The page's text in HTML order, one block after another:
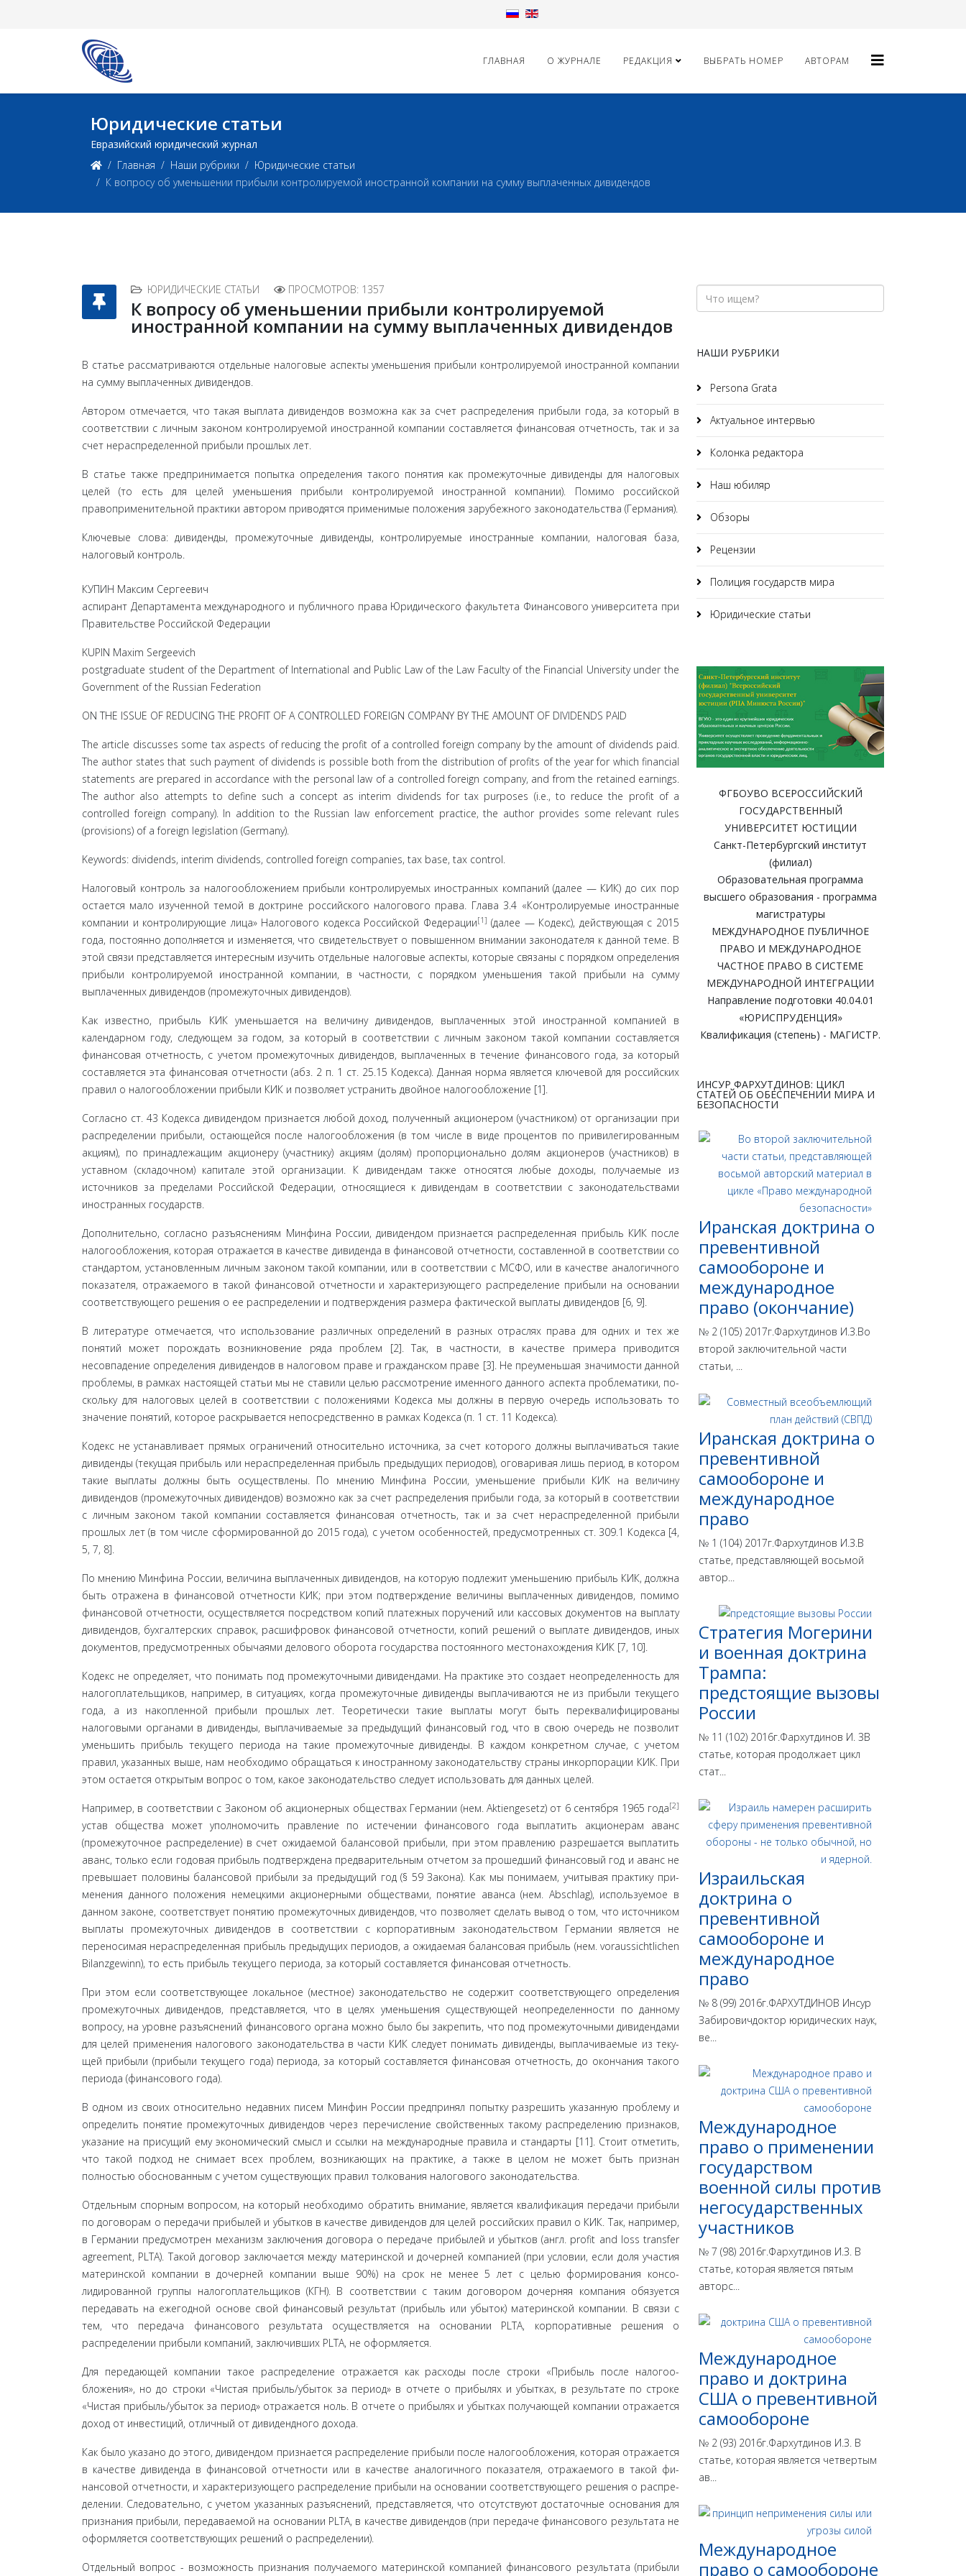
ГЛАВНАЯ О ЖУРНАЛЕ РЕДАКЦИЯ ВЫБРАТЬ НОМЕР АВТОРАМ
Юридические статьи
Евразийский юридический журнал
Главная
Наши рубрики
Юридические статьи
К вопросу об уменьшении прибыли контролируемой иностранной компании на сумму выплаченных дивидендов
ЮРИДИЧЕСКИЕ СТАТЬИ ПРОСМОТРОВ: 1357
К вопросу об уменьшении прибыли контролируемой
иностранной компании на сумму выплаченных дивидендов
В статье рассматриваются отдельные налоговые аспекты уменьшения прибыли контролируемой иностранной компании
на сумму выплаченных дивидендов.
Автором отмечается, что такая выплата дивидендов возможна как за счет распределения прибыли года, за который в
соответствии с личным законом контролируемой иностранной компании составляется финансовая отчетность, так и за
счет нераспределенной прибыли прошлых лет.
В статье также предпринимается попытка определения такого понятия как промежуточные дивиденды для налоговых
целей (то есть для целей уменьшения прибыли контролируемой иностранной компании). Помимо российской
правоприменительной практики автором приводятся применимые положения зарубежного законодательства (Германия).
Ключевые слова: дивиденды, промежуточные дивиденды, контролируемые иностранные компании, налоговая база,
налоговый контроль.
КУПИН Максим Сергеевич
аспирант Департамента международного и публичного права Юридического факультета Финансового университета при
Правительстве Российской Федерации
KUPIN Maxim Sergeevich
postgraduate student of the Department of International and Public Law of the Law Faculty of the Financial University under the
Government of the Russian Federation
ON THE ISSUE OF REDUCING THE PROFIT OF A CONTROLLED FOREIGN COMPANY BY THE AMOUNT OF DIVIDENDS PAID
The article discusses some tax aspects of reducing the profit of a controlled foreign company by the amount of dividends paid.
The author states that such payment of dividends is possible both from the distribution of profits of the year for which financial
statements are prepared in accordance with the personal law of a controlled foreign company, and from the retained earnings.
The author also attempts to define such a concept as interim dividends for tax purposes (i.e., to reduce the profit of a
controlled foreign company). In addition to the Russian law enforcement practice, the author provides some relevant rules
(provisions) of a foreign legislation (Germany).
Keywords: dividends, interim dividends, controlled foreign companies, tax base, tax control.
Налоговый контроль за налогообложением прибыли контролируемых иностранных компаний (далее — КИК) до сих пор
остается мало изученной темой в доктрине рос­сийского налогового права. Глава 3.4 «Контролируемые ино­странные
компании и контролирующие лица» Налогового кодекса Российской Федерации[1] (далее — Кодекс), действу­ющая с 2015
года, постоянно дополняется и изменяется, что свидетельствует о повышенном внимании законодателя к данной теме. В
этой связи представляется интересным из­учить отдельные налоговые аспекты, которые связаны с по­рядком определения
прибыли контролируемой иностран­ной компании, в частности, с порядком уменьшения такой прибыли на сумму
выплаченных дивидендов (промежуточ­ных дивидендов).
Как известно, прибыль КИК уменьшается на величину дивидендов, выплаченных этой иностранной компанией в
календарном году, следующем за годом, за который в соот­ветствии с личным законом такой компании составляется
финансовая отчетность, с учетом промежуточных дивиден­дов, выплаченных в течение финансового года, за который
составляется эта финансовая отчетности (абз. 2 п. 1 ст. 25.15 Кодекса). Данная норма является ключевой для российских
правил о налогообложении прибыли КИК и позволяет устранить двойное налогообложение [1].
Согласно ст. 43 Кодекса дивидендом признается любой доход, полученный акционером (участником) от организа­ции при
распределении прибыли, остающейся после нало­гообложения (в том числе в виде процентов по привилегиро­ванным
акциям), по принадлежащим акционеру (участнику) акциям (долям) пропорционально долям акционеров (участ­ников) в
уставном (складочном) капитале этой организации. К дивидендам также относятся любые доходы, получаемые из
источников за пределами Российской Федерации, отно­сящиеся к дивидендам в соответствии с законодательствами
иностранных государств.
Дополнительно, согласно разъяснениям Минфина Рос­сии, дивидендом признается распределенная прибыль КИК после
налогообложения, которая отражается в качестве ди­виденда в финансовой отчетности, составленной в соответ­ствии со
стандартом, установленным личным законом та­кой компании, или в соответствии с МСФО, или в качестве аналогичного
показателя, отражаемого в такой финансовой отчетности и характеризующего распределение прибыли на основании
соответствующего решения о ее распределении и подтверждения размера фактической выплаты дивидендов [6, 9].
В литературе отмечается, что использование различ­ных определений в разных отраслях права для одних и тех же
понятий может порождать возникновение ряда про­блем [2]. Так, в частности, в качестве примера приводится
несовпадение определения дивидендов в налоговом праве и гражданском праве [3]. Не преуменьшая значимости данной
проблемы, в рамках настоящей статьи мы не ставили целью рассмотрение именного данного аспекта проблематики, по­
скольку для налоговых целей в соответствии с положениями Кодекса мы должны в первую очередь использовать то
значе­ние понятий, которое раскрывается непосредственно в рам­ках Кодекса (п. 1 ст. 11 Кодекса).
Кодекс не устанавливает прямых ограничений относи­тельно источника, за счет которого должны выплачиваться такие
дивиденды (текущая прибыль или нераспределенная прибыль предыдущих периодов), оговаривая лишь пери­од, в котором
такие выплаты должны быть осуществлены. По мнению Минфина России, уменьшение прибыли КИК на величину
дивидендов (промежуточных дивидендов) воз­можно как за счет распределения прибыли года, за который в соответствии
с личным законом такой компании составля­ется финансовая отчетность, так и за счет нераспределенной прибыли
прошлых лет (в том числе сформированной до 2015 года), с учетом особенностей, предусмотренных ст. 309.1 Ко­декса [4,
5, 7, 8].
По мнению Минфина России, величина выплаченных дивидендов, на которую подлежит уменьшению прибыль КИК, должна
быть отражена в финансовой отчетности КИК; при этом подтверждение величины выплаченных дивиден­дов, помимо
финансовой отчетности, осуществляется по­средством копий платежных поручений или кассовых до­кументов на выплату
дивидендов, бухгалтерских справок, расшифровок финансовой отчетности, копий решений о выплате дивидендов, иных
документов, предусмотренных обычаями делового оборота государства постоянного место­нахождения КИК [7, 10].
Кодекс не определяет, что понимать под промежуточ­ными дивидендами. На практике это создает неопределен­ность для
налогоплательщиков, например, в ситуациях, когда промежуточные дивиденды выплачиваются не из при­были текущего
года, а из накопленной прибыли прошлых лет. Теоретически такие выплаты могут быть переквалифи­цированы
налоговыми органами в дивиденды, выплачивае­мые за предыдущий финансовый год, что в свою очередь не позволит
уменьшить прибыль текущего периода на такие промежуточные дивиденды. В каждом конкретном случае, с учетом
правил, указанных выше, нам необходимо обращать­ся к иностранному законодательству страны инкорпорации КИК. При
этом остается открытым вопрос о том, какое зако­нодательство следует использовать для данных целей.
Например, в соответствии с Законом об акционерных обществах Германии (нем. Aktiengesetz) от 6 сентября 1965 года[2]
устав общества может уполномочить правление по истечении финансового года выплатить акционерам аванс
(промежуточное распределение) в счет ожидаемой балансо­вой прибыли, при этом правлению разрешается выплатить
аванс, только если годовая прибыль подтверждена предвари­тельным отчетом за прошедший финансовый год и аванс не
превышает половины балансовой прибыли за предыдущий год (§ 59 Закона). Как мы понимаем, учитывая практику при­
менения данного положения немецкими акционерными обществами, понятие аванса (нем. Abschlag), используемое в
данном законе, соответствует понятию промежуточных дивидендов, что позволяет сделать вывод о том, что источ­ником
выплаты промежуточных дивидендов в соответствии с корпоративным законодательством Германии является не
переносимая нераспределенная прибыль предыдущих пери­одов, а ожидаемая балансовая прибыль (нем. voraussichtlichen
Bilanzgewinn), то есть прибыль текущего периода, за который составляется финансовая отчетность.
При этом если соответствующее локальное (местное) за­конодательство не содержит соответствующего определения
промежуточных дивидендов, представляется, что в целях уменьшения существующей неопределенности по данному
вопросу, на уровне разъяснений финансового органа можно было бы закрепить, что под промежуточными дивидендами
для целей применения налогового законодательства в части КИК следует понимать дивиденды, выплачиваемые из теку­
щей прибыли (прибыли текущего года) периода, за который составляется финансовая отчетность, до окончания такого
пе­риода (финансового года).
В одном из своих относительно недавних писем Минфин России предпринял попытку разрешить указанную пробле­му и
определить понятие промежуточных дивидендов через перечисление свойственных такому распределению при­знаков,
указание на присущий ему экономический смысл и ссылки на международные правила и стандарты [11]. Стоит отметить,
что такой подход не снимает всех проблем, возни­кающих на практике, а также в целом не может быть при­знан
полностью обоснованным с учетом существующих пра­вил толкования налогового законодательства.
Отдельным спорным вопросом, на который необходимо обратить внимание, является квалификация передачи при­были
по договорам о передачи прибылей и убытков в каче­стве дивидендов для целей российских правил о КИК. Так, например,
в Германии предусмотрен механизм заключения договора о передаче прибылей и убытков (англ. profit and loss transfer
agreement, PLTA). Такой договор заключается между материнской и дочерней компанией (при условии, если доля участия
материнской компании в дочерней компании выше 90%) на срок не менее 5 лет с целью формирования консо­
лидированной группы налогоплательщиков (КГН). В соот­ветствии с таким договором дочерняя компания обязуется
передавать на ежегодной основе свой финансовый результат (прибыль или убыток) материнской компании. В связи с
тем, что передача финансового результата осуществляется на ос­новании PLTA, корпоративные решения о
распределении прибыли компаний, заключивших PLTA, не оформляется.
Для передающей компании такое распределение отра­жается как расходы после строки «Прибыль после налогоо­
бложения», но до строки «Чистая прибыль/убыток за пери­од» в отчете о прибылях и убытках, в результате по строке
«Чистая прибыль/убыток за период» отражается ноль. В от­чете о прибылях и убытках получающей компании отража­ется
доход от инвестиций, отличный от дивидендного дохода.
Как было указано до этого, дивидендом признается рас­пределение прибыли после налогообложения, которая отра­жается
в качестве дивиденда в финансовой отчетности или в качестве аналогичного показателя, отражаемого в такой фи­
нансовой отчетности, и характеризующего распределение прибыли на основании соответствующего решения о распре­
делении. Следовательно, с учетом указанных разъяснений, представляется, что отсутствуют достаточные основания для
признания прибыли, передаваемой на основании PLTA, в ка­честве дивидендов (при передаче финансового результата не
оформляется соответствующих решений о распределении).
Отдельный вопрос - возможность признания получае­мого материнской компанией финансового результата (при­были
НАШИ РУБРИКИ
Persona Grata
Актуальное интервью
Колонка редактора
Наш юбиляр
Обзоры
Рецензии
Полиция государств мира
Юридические статьи
ФГБОУВО ВСЕРОССИЙСКИЙ
ГОСУДАРСТВЕННЫЙ
УНИВЕРСИТЕТ ЮСТИЦИИ
Санкт-Петербургский институт
(филиал)
Образовательная программа
высшего образования - программа
магистратуры
МЕЖДУНАРОДНОЕ ПУБЛИЧНОЕ
ПРАВО И МЕЖДУНАРОДНОЕ
ЧАСТНОЕ ПРАВО В СИСТЕМЕ
МЕЖДУНАРОДНОЙ ИНТЕГРАЦИИ
Направление подготовки 40.04.01
«ЮРИСПРУДЕНЦИЯ»
Квалификация (степень) - МАГИСТР.
ИНСУР ФАРХУТДИНОВ: ЦИКЛ
СТАТЕЙ ОБ ОБЕСПЕЧЕНИИ МИРА И
БЕЗОПАСНОСТИ
Иранская доктрина о
превентивной
самообороне и
международное
право (окончание)
№ 2 (105) 2017г.Фархутдинов И.З.Во
второй заключительной части
статьи, ...
Иранская доктрина о
превентивной
самообороне и
международное
право
№ 1 (104) 2017г.Фархутдинов И.З.В
статье, представляющей восьмой
автор...
Стратегия Могерини
и военная доктрина
Трампа:
предстоящие вызовы
России
№ 11 (102) 2016г.Фархутдинов И. ЗВ
статье, которая продолжает цикл
стат...
Израильская
доктрина o
превентивной
самообороне и
международное
право
№ 8 (99) 2016г.ФАРХУТДИНОВ Инсур
Забировичдоктор юридических наук,
ве...
Международное
право о применении
государством
военной силы против
негосударственных
участников
№ 7 (98) 2016г.Фархутдинов И.З. В
статье, которая является пятым
авторс...
Международное
право и доктрина
США о превентивной
самообороне
№ 2 (93) 2016г.Фархутдинов И.З. В
статье, которая является четвертым
ав...
Международное
право о самообороне